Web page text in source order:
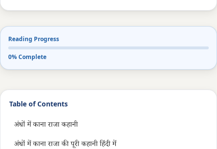
Reading Progress
0% Complete
Table of Contents
अंधों में काना राजा कहानी
अंधों में काना राजा की पूरी कहानी हिंदी में